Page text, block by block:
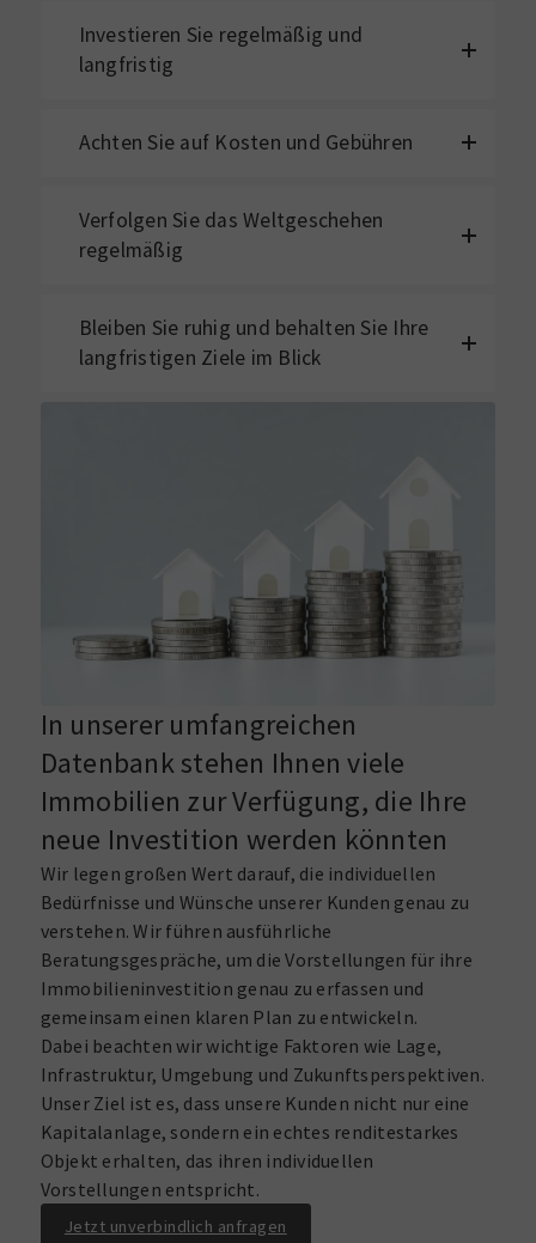
Investieren Sie regelmäßig und
langfristig
Achten Sie auf Kosten und Gebühren
Verfolgen Sie das Weltgeschehen
regelmäßig
Bleiben Sie ruhig und behalten Sie Ihre
langfristigen Ziele im Blick
In unserer umfangreichen
Datenbank stehen Ihnen viele
Immobilien zur Verfügung, die Ihre
neue Investition werden könnten
Wir legen großen Wert darauf, die individuellen
Bedürfnisse und Wünsche unserer Kunden genau zu
verstehen. Wir führen ausführliche
Beratungsgespräche, um die Vorstellungen für ihre
Immobilieninvestition genau zu erfassen und
gemeinsam einen klaren Plan zu entwickeln.
Dabei beachten wir wichtige Faktoren wie Lage,
Infrastruktur, Umgebung und Zukunftsperspektiven.
Unser Ziel ist es, dass unsere Kunden nicht nur eine
Kapitalanlage, sondern ein echtes renditestarkes
Objekt erhalten, das ihren individuellen
Vorstellungen entspricht.
Jetzt unverbindlich anfragen